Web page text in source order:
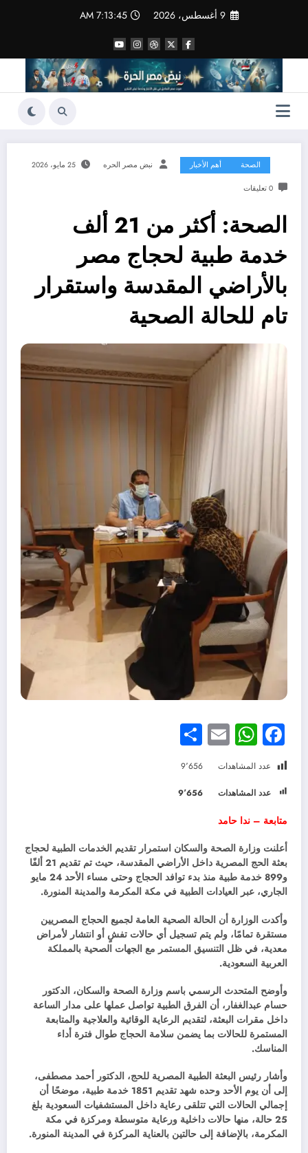
9 أغسطس، 2026 7:13:46 AM
الصحة أهم الأخبار نبض مصر الحره 25 مايو، 2026
0 تعليقات
الصحة: أكثر من 21 ألف
خدمة طبية لحجاج مصر
بالأراضي المقدسة واستقرار
تام للحالة الصحية
Facebook
WhatsApp
Email
عدد المشاهدات 9٬656
عدد المشاهدات 9٬656
متابعة – ندا حامد
أعلنت وزارة الصحة والسكان استمرار تقديم الخدمات الطبية لحجاج
بعثة الحج المصرية داخل الأراضي المقدسة، حيث تم تقديم 21 ألفًا
و899 خدمة طبية منذ بدء توافد الحجاج وحتى مساء الأحد 24 مايو
الجاري، عبر العيادات الطبية في مكة المكرمة والمدينة المنورة.
وأكدت الوزارة أن الحالة الصحية العامة لجميع الحجاج المصريين
مستقرة تمامًا، ولم يتم تسجيل أي حالات تفشٍ أو انتشار لأمراض
معدية، في ظل التنسيق المستمر مع الجهات الصحية بالمملكة
العربية السعودية.
وأوضح المتحدث الرسمي باسم وزارة الصحة والسكان، الدكتور
حسام عبدالغفار، أن الفرق الطبية تواصل عملها على مدار الساعة
داخل مقرات البعثة، لتقديم الرعاية الوقائية والعلاجية والمتابعة
المستمرة للحالات بما يضمن سلامة الحجاج طوال فترة أداء
المناسك.
وأشار رئيس البعثة الطبية المصرية للحج، الدكتور أحمد مصطفى،
إلى أن يوم الأحد وحده شهد تقديم 1851 خدمة طبية، موضحًا أن
إجمالي الحالات التي تتلقى رعاية داخل المستشفيات السعودية بلغ
25 حالة، منها حالات داخلية ورعاية متوسطة ومركزة في مكة
المكرمة، بالإضافة إلى حالتين بالعناية المركزة في المدينة المنورة.